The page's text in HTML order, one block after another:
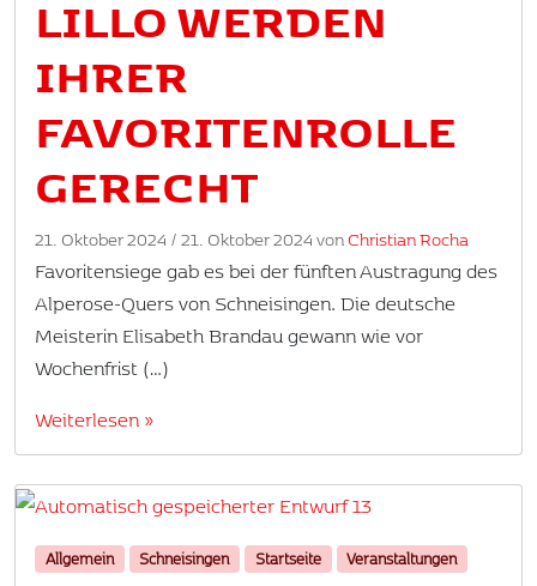
LILLO WERDEN
IHRER
FAVORITENROLLE
GERECHT
21. Oktober 2024 / 21. Oktober 2024 vonChristian Rocha
Favoritensiege gab es bei der fünften Austragung des
Alperose-Quers von Schneisingen. Die deutsche
Meisterin Elisabeth Brandau gewann wie vor
Wochenfrist (…)
Weiterlesen »
Allgemein Schneisingen Startseite Veranstaltungen